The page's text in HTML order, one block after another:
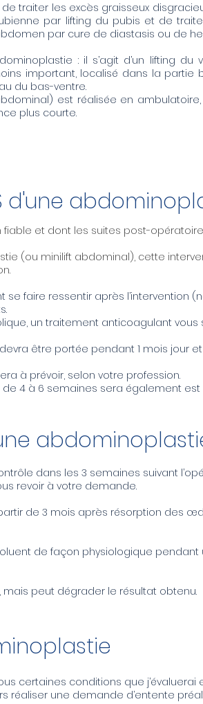
traiter les excès graisseux
par lifting du pubis et de
par cure de diastasis ou de
: il s’agit d’un lifting du
important, localisé dans la partie
du bas-ventre.
est réalisée en
plus courte.
d'une
fiable et dont les suites post-
(ou minilift abdominal), cette
faire ressentir après l’intervention
un traitement anticoagulant vous
être portée pendant 1 mois jour
à prévoir, selon votre profession.
4 à 6 semaines sera également est
dans les 3 semaines suivant
revoir à votre demande.
de 3 mois après résorption des
de façon physiologique
peut dégrader le résultat obtenu.
certaines conditions que
réaliser une demande d’entente